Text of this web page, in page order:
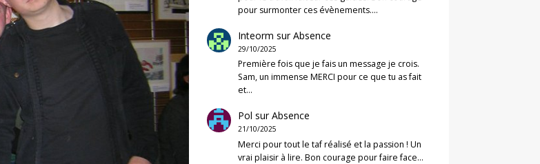
pour surmonter ces évènements.…
Inteorm surAbsence
29/10/2025
Première fois que je fais un message je crois.
Sam, un immense MERCI pour ce que tu as fait
et…
Pol surAbsence
21/10/2025
Merci pour tout le taf réalisé et la passion ! Un
vrai plaisir à lire. Bon courage pour faire face…